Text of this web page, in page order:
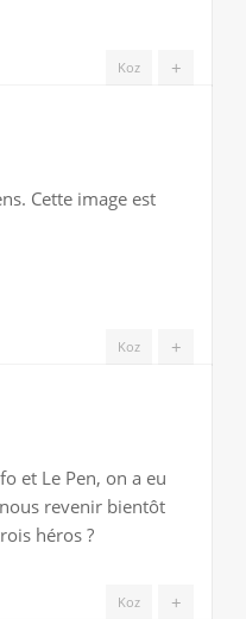
+
Koz
Cette image est
+
Koz
et Le Pen, on a eu
revenir bientôt
héros ?
+
Koz